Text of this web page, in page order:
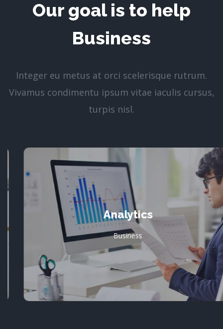
Our goal is to help
Business
Integer eu metus at orci scelerisque rutrum.
Vivamus condimentu ipsum vitae iaculis cursus,
turpis nisl.
Analytics
Business